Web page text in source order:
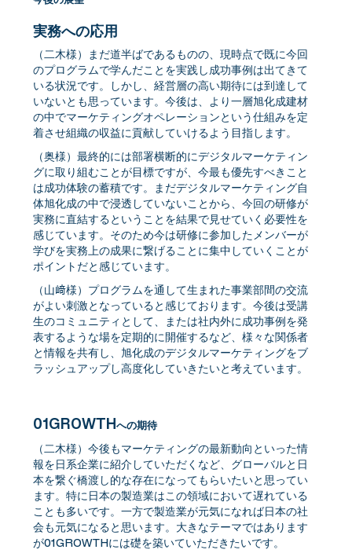
実務への応用
（二木様）まだ道半ばであるものの、現時点で既に今回
のプログラムで学んだことを実践し成功事例は出てきて
いる状況です。しかし、経営層の高い期待には到達して
いないとも思っています。今後は、より一層旭化成建材
の中でマーケティングオペレーションという仕組みを定
着させ組織の収益に貢献していけるよう目指します。
（奥様）最終的には部署横断的にデジタルマーケティン
グに取り組むことが目標ですが、今最も優先すべきこと
は成功体験の蓄積です。まだデジタルマーケティング自
体旭化成の中で浸透していないことから、今回の研修が
実務に直結するということを結果で見せていく必要性を
感じています。そのため今は研修に参加したメンバーが
学びを実務上の成果に繋げることに集中していくことが
ポイントだと感じています。
（山﨑様）プログラムを通して生まれた事業部間の交流
がよい刺激となっていると感じております。今後は受講
生のコミュニティとして、または社内外に成功事例を発
表するような場を定期的に開催するなど、様々な関係者
と情報を共有し、旭化成のデジタルマーケティングをブ
ラッシュアップし高度化していきたいと考えています。
01GROWTHへの期待
（二木様）今後もマーケティングの最新動向といった情
報を日系企業に紹介していただくなど、グローバルと日
本を繋ぐ橋渡し的な存在になってもらいたいと思ってい
ます。特に日本の製造業はこの領域において遅れている
ことも多いです。一方で製造業が元気になれば日本の社
会も元気になると思います。大きなテーマではあります
が01GROWTHには礎を築いていただきたいです。